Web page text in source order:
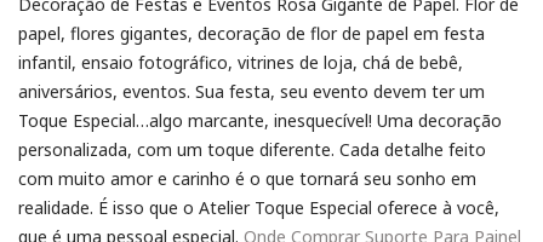
papel, flores gigantes, decoração de flor de papel em festa
infantil, ensaio fotográfico, vitrines de loja, chá de bebê,
aniversários, eventos. Sua festa, seu evento devem ter um
Toque Especial…algo marcante, inesquecível! Uma decoração
personalizada, com um toque diferente. Cada detalhe feito
com muito amor e carinho é o que tornará seu sonho em
realidade. É isso que o Atelier Toque Especial oferece à você,
que é uma pessoal especial. Onde Comprar Suporte Para Painel